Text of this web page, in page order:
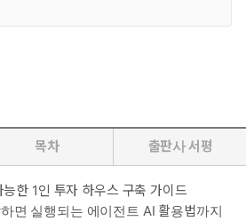
목차 출판사 서평
능한 1인 투자 하우스 구축 가이드
면 실행되는 에이전트 AI 활용법까지